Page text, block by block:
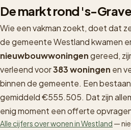
De markt rond 's-
Wie een vakman zoekt, doet dat
de gemeente Westland kwamen
nieuwbouwwoningengereed,
verleend voor383 woningen en
binnen de gemeente. Een
gemiddeld €555.505. Dat zijn
enig moment een offerte
Alle cijfers over wonen in Westland —